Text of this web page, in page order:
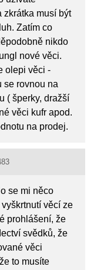
zkrátka musí být
Zatím co
nikdo
nové věci.
olepi věci -
se rovnou na
( šperky, dražší
věci kufr apod.
na prodej.
se mi něco
věcí ze
prohlášení, že
svědků, že
věci
to musíte